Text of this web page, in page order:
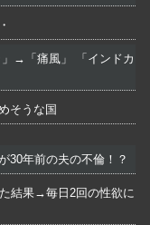
→「痛風」 「インドカ
そうな国
30年前の夫の不倫！？
結果→毎日2回の性欲に